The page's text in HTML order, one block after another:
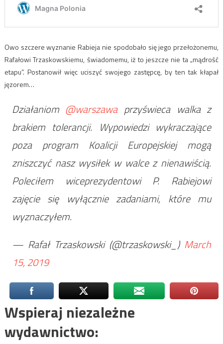
Owo szczere wyznanie Rabieja nie spodobało się jego przełożonemu,
Rafałowi Trzaskowskiemu, świadomemu, iż to jeszcze nie ta „mądrość
etapu”. Postanowił więc uciszyć swojego zastępcę, by ten tak kłapał
jęzorem…
Działaniom @warszawaprzyświeca walka z
brakiem tolerancji. Wypowiedzi wykraczające
poza program Koalicji Europejskiej mogą
zniszczyć nasz wysiłek w walce z nienawiścią.
Poleciłem wiceprezydentowi P. Rabiejowi
zajęcie się wyłącznie zadaniami, które mu
wyznaczyłem.
— Rafał Trzaskowski (@trzaskowski_) March
15, 2019
Wspieraj niezależne
wydawnictwo: